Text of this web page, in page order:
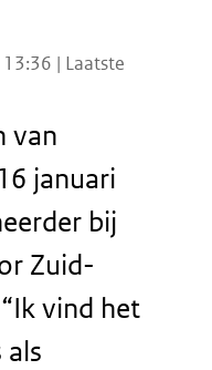
| Laatste
van
januari
bij
Zuid-
vind het
als